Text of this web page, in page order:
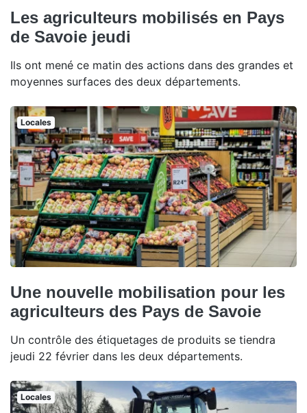
Les agriculteurs mobilisés en Pays
de Savoie jeudi
Ils ont mené ce matin des actions dans des grandes et
moyennes surfaces des deux départements.
Locales
Une nouvelle mobilisation pour les
agriculteurs des Pays de Savoie
Un contrôle des étiquetages de produits se tiendra
jeudi 22 février dans les deux départements.
Locales